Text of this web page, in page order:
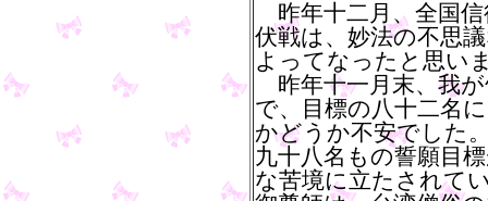
昨年十二月、全国
伏戦は、妙法の不思
よってなったと思い
昨年十一月末、我
で、目標の八十二名
かどうか不安でした
九十八名もの誓願目
な苦境に立たされて